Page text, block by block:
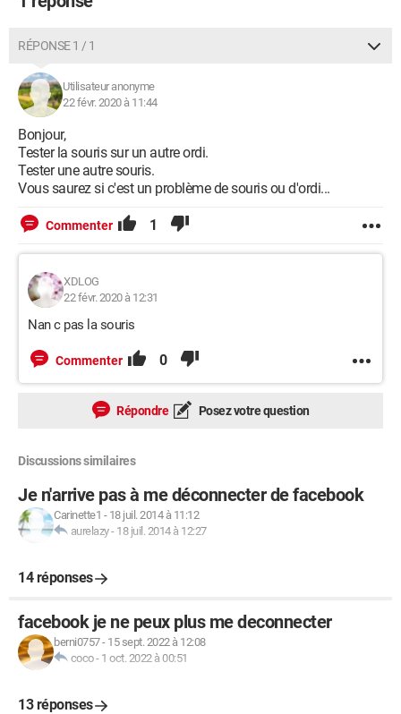
RÉPONSE 1 / 1
Utilisateur anonyme
22 févr. 2020 à 11:44
Bonjour,
Tester la souris sur un autre ordi.
Tester une autre souris.
Vous saurez si c'est un problème de souris ou d'ordi...
Commenter 1
XDLOG
22 févr. 2020 à 12:31
Nan c pas la souris
Commenter 0
Répondre Posez votre question
Discussions similaires
Je n'arrive pas à me déconnecter de facebook
Carinette1 - 18 juil. 2014 à 11:12
aurelazy- 18 juil. 2014 à 12:27
14 réponses
facebook je ne peux plus me deconnecter
berni0757- 15 sept. 2022 à 12:08
coco- 1 oct. 2022 à 00:51
13 réponses